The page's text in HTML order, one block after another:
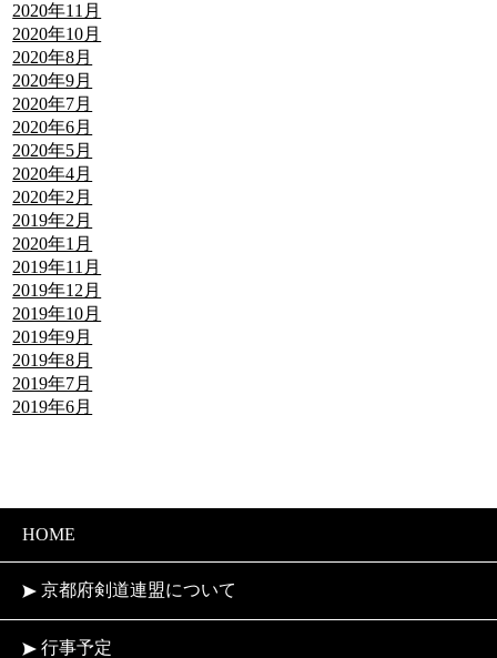
2020年11月
2020年10月
2020年8月
2020年9月
2020年7月
2020年6月
2020年5月
2020年4月
2020年2月
2019年2月
2020年1月
2019年11月
2019年12月
2019年10月
2019年9月
2019年8月
2019年7月
2019年6月
HOME
京都府剣道連盟について
行事予定